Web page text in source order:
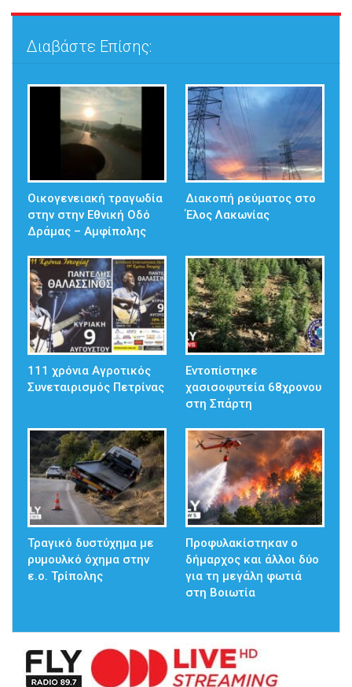
Διαβάστε Επίσης:
Οικογενειακή τραγωδία
στην στην Εθνική Οδό
Δράμας – Αμφίπολης
Διακοπή ρεύματος στο
Έλος Λακωνίας
111 χρόνια Αγροτικός
Συνεταιρισμός Πετρίνας
Εντοπίστηκε
χασισοφυτεία 68χρονου
στη Σπάρτη
Τραγικό δυστύχημα με
ρυμουλκό όχημα στην
ε.ο. Τρίπολης
Προφυλακίστηκαν ο
δήμαρχος και άλλοι δύο
για τη μεγάλη φωτιά
στη Βοιωτία